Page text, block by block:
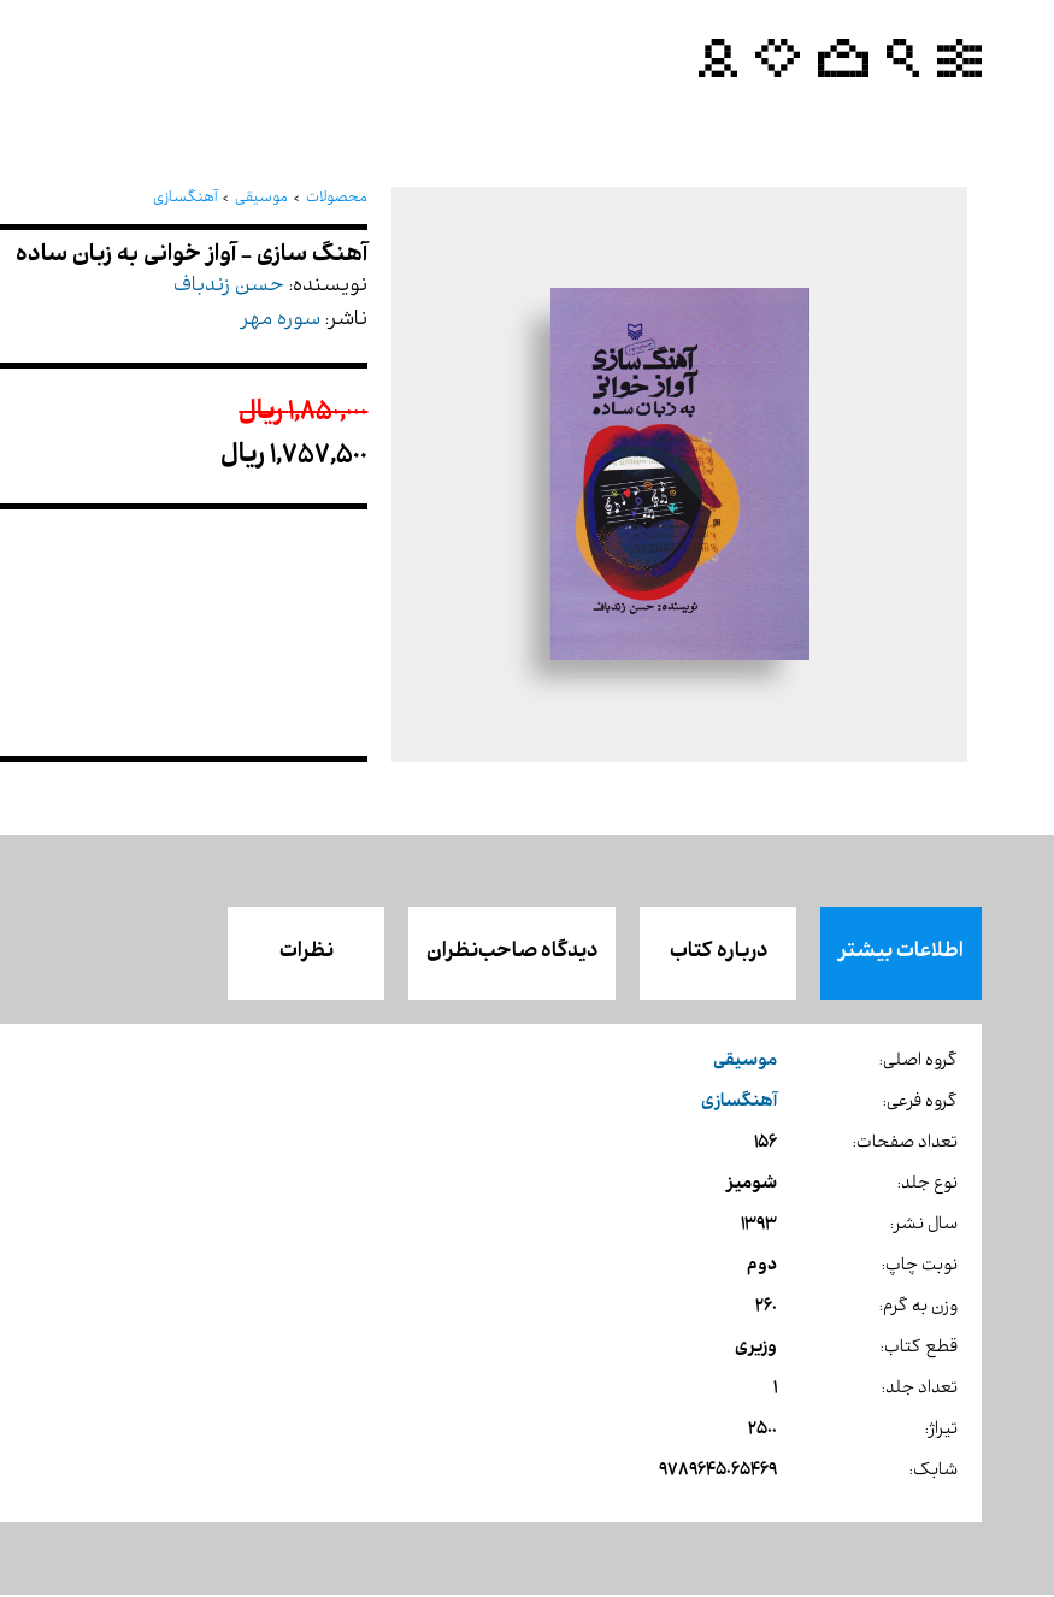
محصولات موسیقی آهنگسازی
نویسنده: حسن زندباف
ناشر: سوره مهر
1,850,000 ريال
1,757,500 ريال
اطلاعات بیشتر درباره کتاب دیدگاه صاحب‌نظران نظرات
گروه اصلی: موسیقی
گروه فرعی: آهنگسازی
تعداد صفحات: 156
نوع جلد: شومیز
سال نشر: 1393
نوبت چاپ: دوم
وزن به گرم: 260
قطع کتاب: وزیری
تعداد جلد: 1
تیراژ: 2500
شابک: 9789645065469